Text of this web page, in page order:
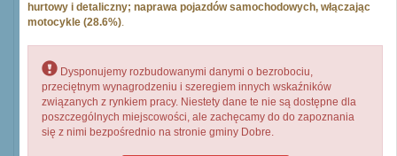
hurtowy i detaliczny; naprawa pojazdów samochodowych, włączając
motocykle (28.6%).
Dysponujemy rozbudowanymi danymi o bezrobociu,
przeciętnym wynagrodzeniu i szeregiem innych wskaźników
związanych z rynkiem pracy. Niestety dane te nie są dostępne dla
poszczególnych miejscowości, ale zachęcamy do do zapoznania
się z nimi bezpośrednio na stronie gminy Dobre.